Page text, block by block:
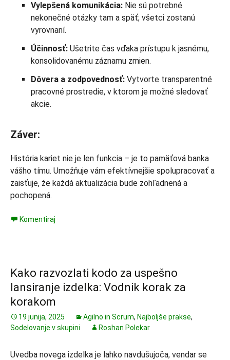
Vylepšená komunikácia: Nie sú potrebné
nekonečné otázky tam a späť; všetci zostanú
vyrovnaní.
Účinnosť: Ušetrite čas vďaka prístupu k jasnému,
konsolidovanému záznamu zmien.
Dôvera a zodpovednosť: Vytvorte transparentné
pracovné prostredie, v ktorom je možné sledovať
akcie.
Záver:
História kariet nie je len funkcia – je to pamäťová banka
vášho tímu. Umožňuje vám efektívnejšie spolupracovať a
zaisťuje, že každá aktualizácia bude zohľadnená a
pochopená.
Komentiraj
Kako razvozlati kodo za uspešno
lansiranje izdelka: Vodnik korak za
korakom
19 junija, 2025 Agilno in Scrum, Najboljše prakse,
Sodelovanje v skupini
Roshan Polekar
Uvedba novega izdelka je lahko navdušujoča, vendar se